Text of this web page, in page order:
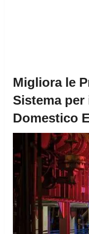
Migliora le
Sistema
Domestico